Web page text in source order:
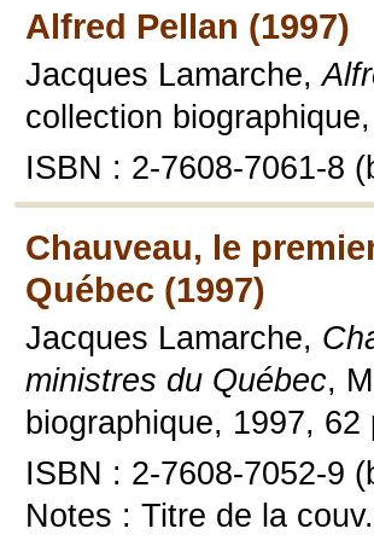
Alfred Pellan (1997)
Jacques Lamarche,
collection
ISBN : 2-7608-7061-8
Chauveau, le
Québec (1997)
Jacques Lamarche,
ministres du Québec,
biographique, 1997,
ISBN : 2-7608-7052-9
Notes : Titre de la